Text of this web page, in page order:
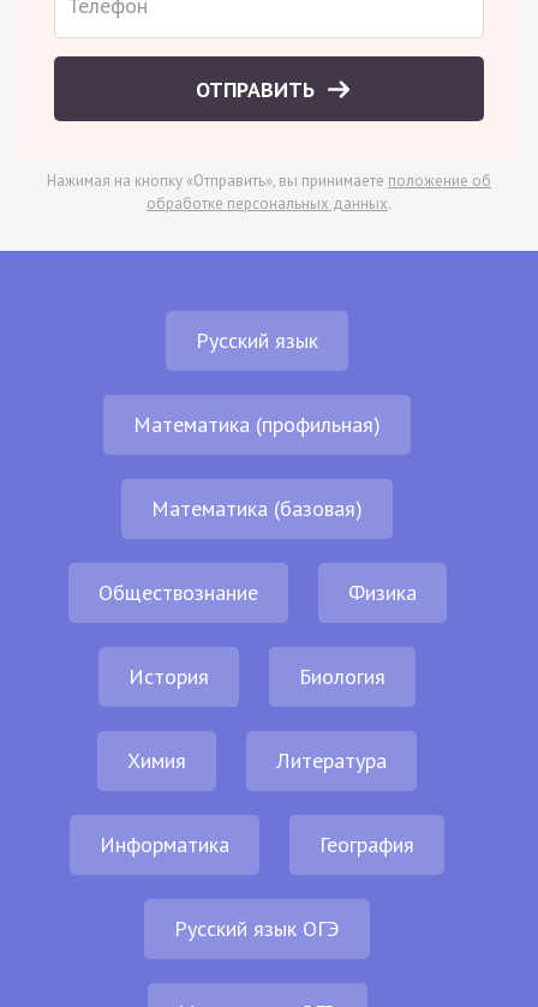
ОТПРАВИТЬ
Нажимая на кнопку «Отправить», вы принимаете положение об
обработке персональных данных.
Русский язык
Математика (профильная)
Математика (базовая)
Обществознание Физика
История Биология
Химия Литература
Информатика География
Русский язык ОГЭ